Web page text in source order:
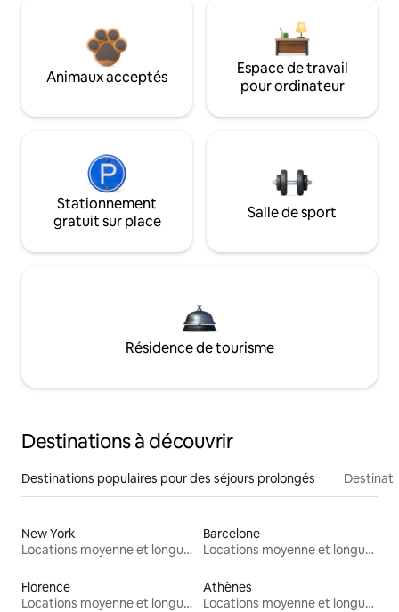
Animaux acceptés
Espace de travail
pour ordinateur
Stationnement
gratuit sur place
Salle de sport
Résidence de tourisme
Destinations à découvrir
Destinations populaires pour des séjours prolongés
New York
Locations moyenne et longue durée
Barcelone
Locations moyenne et longue durée
Florence
Locations moyenne et longue durée
Athènes
Locations moyenne et longue durée